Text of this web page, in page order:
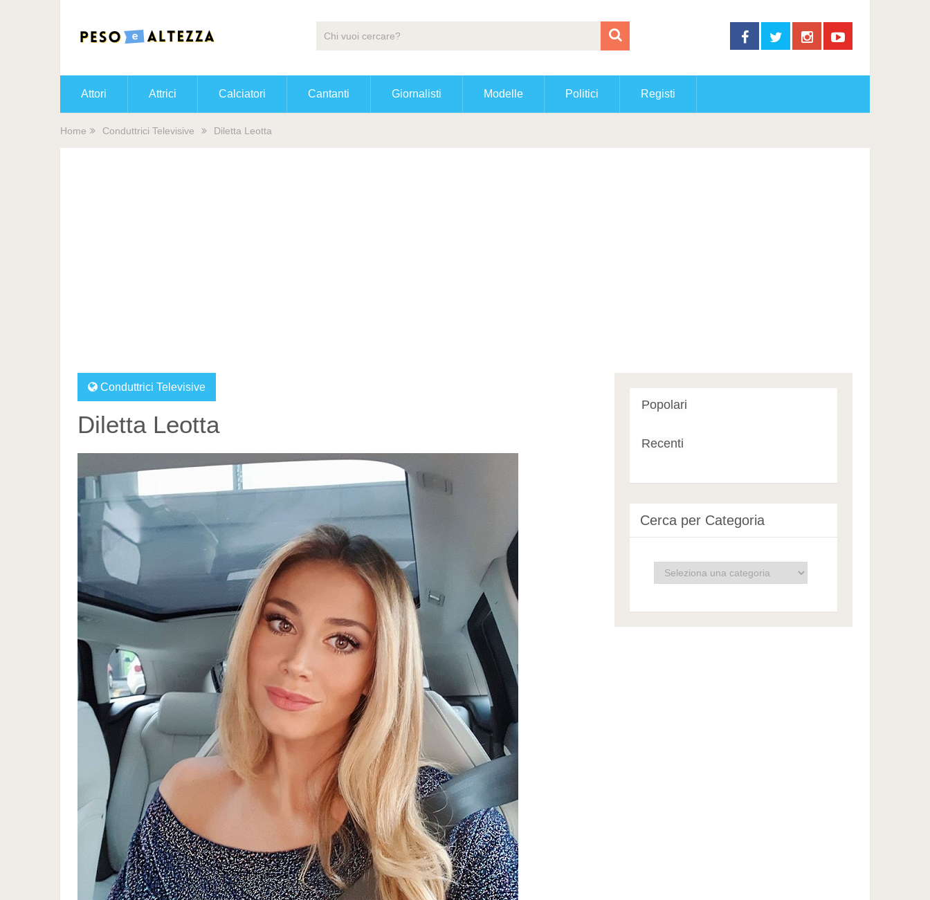
Attori Attrici Calciatori Cantanti Giornalisti Modelle Politici Registi
Home Conduttrici Televisive Diletta Leotta
Conduttrici Televisive
Diletta Leotta
Popolari
Recenti
Cerca per Categoria
Cerca
per